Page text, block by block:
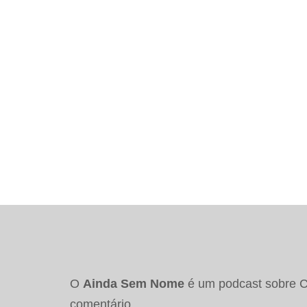
O Ainda Sem Nome é um podcast sobre
comentário.